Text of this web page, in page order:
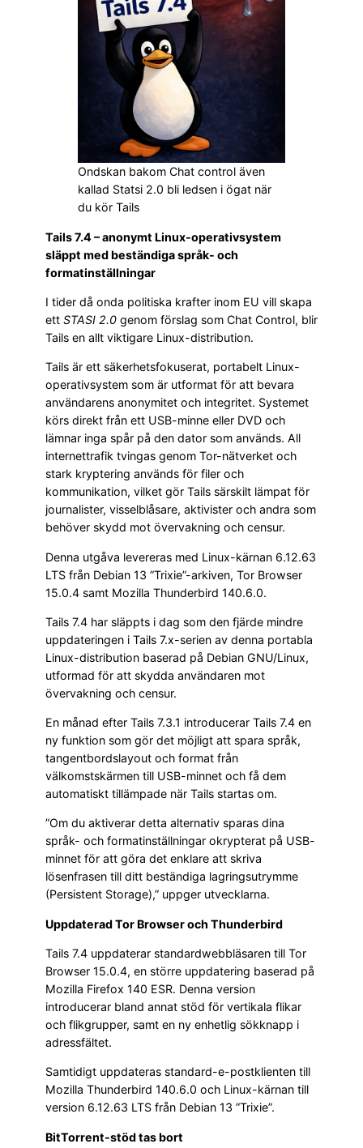
Ondskan bakom Chat control även
kallad Statsi 2.0 bli ledsen i ögat när
du kör Tails
Tails 7.4 – anonymt Linux-operativsystem
släppt med beständiga språk- och
formatinställningar
I tider då onda politiska krafter inom EU vill skapa
ett STASI 2.0 genom förslag som Chat Control, blir
Tails en allt viktigare Linux-distribution.
Tails är ett säkerhetsfokuserat, portabelt Linux-
operativsystem som är utformat för att bevara
användarens anonymitet och integritet. Systemet
körs direkt från ett USB-minne eller DVD och
lämnar inga spår på den dator som används. All
internettrafik tvingas genom Tor-nätverket och
stark kryptering används för filer och
kommunikation, vilket gör Tails särskilt lämpat för
journalister, visselblåsare, aktivister och andra som
behöver skydd mot övervakning och censur.
Denna utgåva levereras med Linux-kärnan 6.12.63
LTS från Debian 13 ”Trixie”-arkiven, Tor Browser
15.0.4 samt Mozilla Thunderbird 140.6.0.
Tails 7.4 har släppts i dag som den fjärde mindre
uppdateringen i Tails 7.x-serien av denna portabla
Linux-distribution baserad på Debian GNU/Linux,
utformad för att skydda användaren mot
övervakning och censur.
En månad efter Tails 7.3.1 introducerar Tails 7.4 en
ny funktion som gör det möjligt att spara språk,
tangentbordslayout och format från
välkomstskärmen till USB-minnet och få dem
automatiskt tillämpade när Tails startas om.
”Om du aktiverar detta alternativ sparas dina
språk- och formatinställningar okrypterat på USB-
minnet för att göra det enklare att skriva
lösenfrasen till ditt beständiga lagringsutrymme
(Persistent Storage),” uppger utvecklarna.
Uppdaterad Tor Browser och Thunderbird
Tails 7.4 uppdaterar standardwebbläsaren till Tor
Browser 15.0.4, en större uppdatering baserad på
Mozilla Firefox 140 ESR. Denna version
introducerar bland annat stöd för vertikala flikar
och flikgrupper, samt en ny enhetlig sökknapp i
adressfältet.
Samtidigt uppdateras standard-e-postklienten till
Mozilla Thunderbird 140.6.0 och Linux-kärnan till
version 6.12.63 LTS från Debian 13 ”Trixie”.
BitTorrent-stöd tas bort